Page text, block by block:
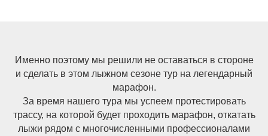
Именно поэтому мы решили не оставаться в стороне
и сделать в этом лыжном сезоне тур на легендарный
марафон.
За время нашего тура мы успеем протестировать
трассу, на которой будет проходить марафон, откатать
лыжи рядом с многочисленными профессионалами